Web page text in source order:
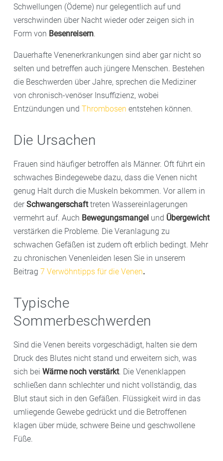
Schwellungen (Ödeme) nur gelegentlich auf und
verschwinden über Nacht wieder oder zeigen sich in
Form von Besenreisern.
Dauerhafte Venenerkrankungen sind aber gar nicht so
selten und betreffen auch jüngere Menschen. Bestehen
die Beschwerden über Jahre, sprechen die Mediziner
von chronisch-venöser Insuffizienz, wobei
Entzündungen und Thrombosen entstehen können.
Die Ursachen
Frauen sind häufiger betroffen als Männer. Oft führt ein
schwaches Bindegewebe dazu, dass die Venen nicht
genug Halt durch die Muskeln bekommen. Vor allem in
der Schwangerschafttreten Wassereinlagerungen
vermehrt auf. Auch Bewegungsmangel und Übergewicht
verstärken die Probleme. Die Veranlagung zu
schwachen Gefäßen ist zudem oft erblich bedingt. Mehr
zu chronischen Venenleiden lesen Sie in unserem
Beitrag 7 Verwöhntipps für die Venen.
Typische
Sommerbeschwerden
Sind die Venen bereits vorgeschädigt, halten sie dem
Druck des Blutes nicht stand und erweitern sich, was
sich bei Wärme noch verstärkt. Die Venenklappen
schließen dann schlechter und nicht vollständig, das
Blut staut sich in den Gefäßen. Flüssigkeit wird in das
umliegende Gewebe gedrückt und die Betroffenen
klagen über müde, schwere Beine und geschwollene
Füße.